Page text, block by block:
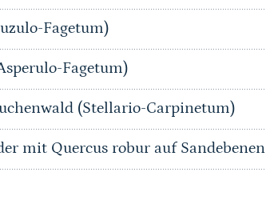
Fagetum)
Fagetum)
(Stellario-Carpinetum)
mit Quercus robur auf Sandebenen